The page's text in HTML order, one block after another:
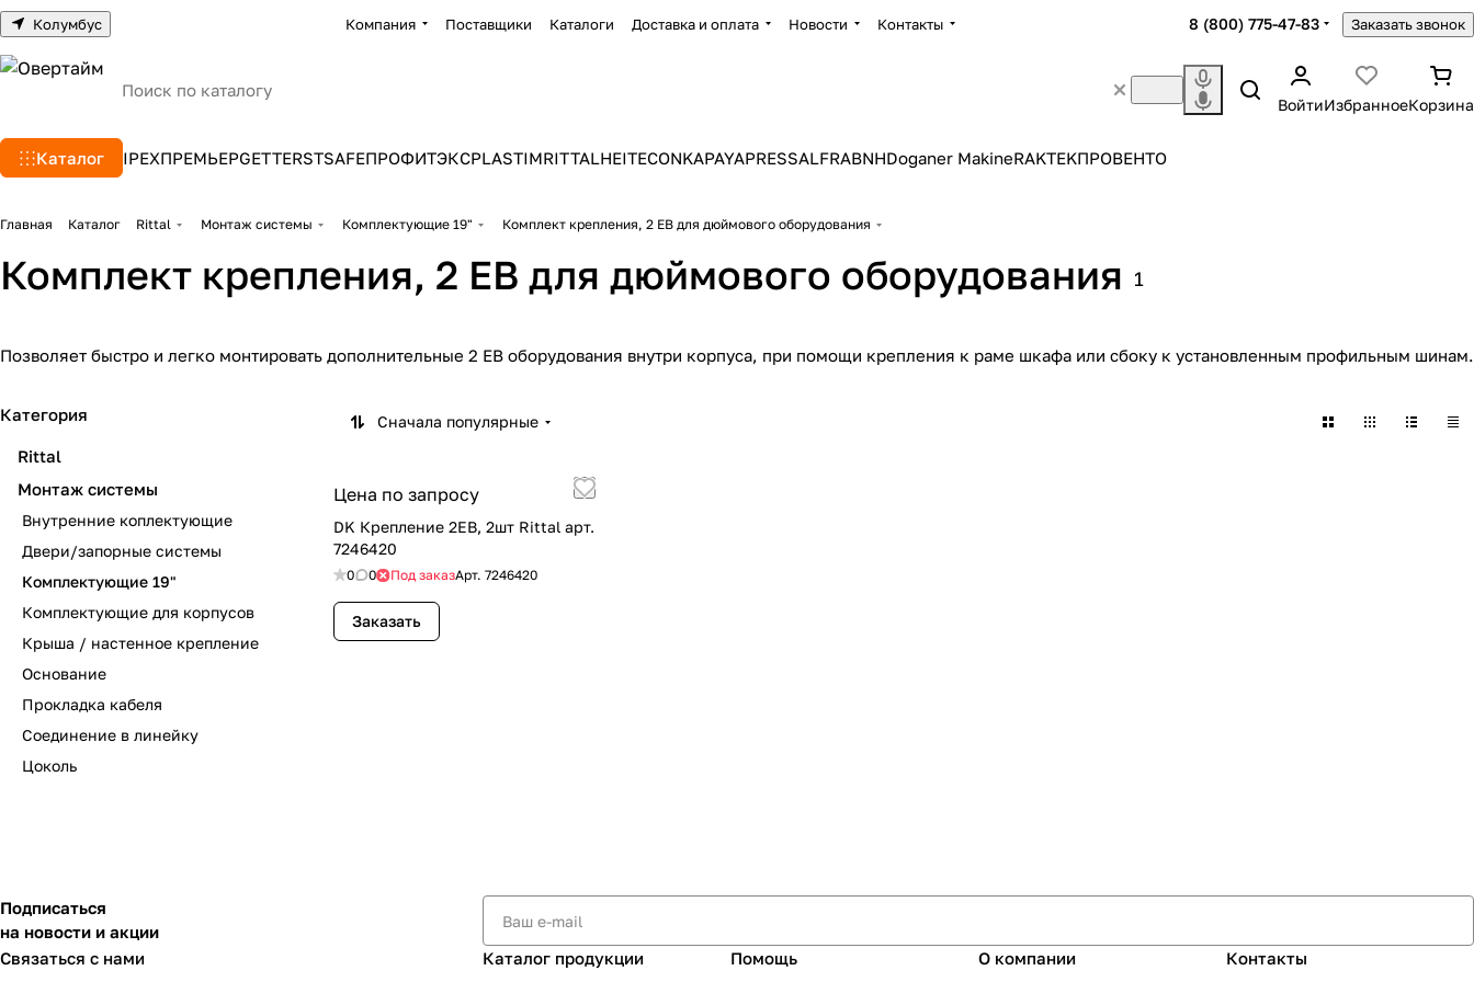
Колумбус Компания Поставщики Каталоги Доставка и оплата Новости Контакты 8 (800) 775-47-83 Заказать звонок
ВойтиИзбранноеКорзина
Каталог IPEXПРЕМЬЕРGETTERSTSAFEПРОФИТЭКСPLASTIMRITTALHEITECONKAPAYAPRESSALFRABNHDoganer MakineRAKTEKПРОВЕНТО
Главная Каталог Rittal Монтаж системы Комплектующие 19" Комплект крепления, 2 ЕВ для дюймового оборудования
Комплект крепления, 2 ЕВ для дюймового оборудования 1
Позволяет быстро и легко монтировать дополнительные 2 ЕВ оборудования внутри корпуса, при помощи крепления к раме шкафа или сбоку к установленным профильным шинам.
Сначала популярные
Цена по запросу
DK Крепление 2ЕВ, 2шт Rittal арт.
7246420
0 0 Под заказАрт. 7246420
Заказать
Категория
Rittal
Монтаж системы
Внутренние коплектующие
Двери/запорные системы
Комплектующие 19"
Комплектующие для корпусов
Крыша / настенное крепление
Основание
Прокладка кабеля
Соединение в линейку
Цоколь
Подписаться
на новости и акции
Связаться с нами
Каталог продукции Помощь О компании Контакты